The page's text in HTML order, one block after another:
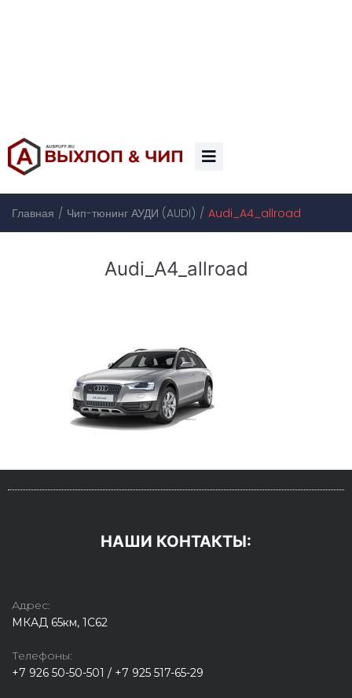
Главная / Чип-тюнинг АУДИ (AUDI) / Audi_A4_allroad
Audi_A4_allroad
НАШИ КОНТАКТЫ:
Адрес:
МКАД 65км, 1С62
Телефоны:
+7 926 50-50-501 / +7 925 517-65-29